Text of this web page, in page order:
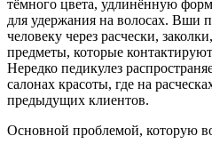
тёмного цвета, удлинённую
для удержания на волосах. Вши
человеку через расчески,
предметы, которые
Нередко педикулез
салонах красоты, где на
предыдущих клиентов.
Основной проблемой, которую